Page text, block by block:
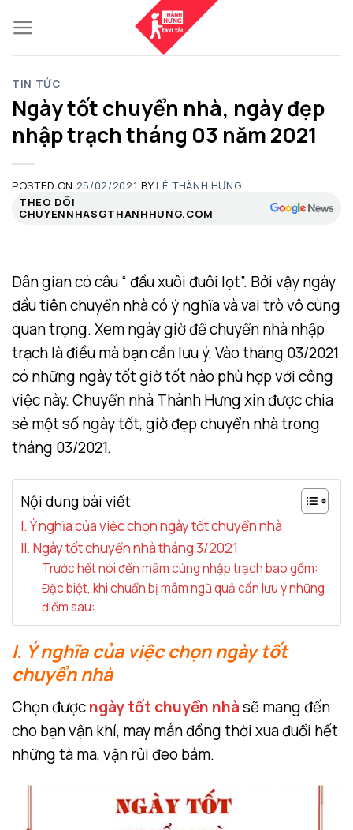
to
content
TIN TỨC
Ngày tốt chuyển nhà, ngày đẹp
nhập trạch tháng 03 năm 2021
POSTED ON 25/02/2021 BY LÊ THÀNH HƯNG
THEO DÕI
CHUYENNHASGTHANHHUNG.COM
Dân gian có câu “ đầu xuôi đuôi lọt”. Bởi vậy ngày
đầu tiên chuyển nhà có ý nghĩa và vai trò vô cùng
quan trọng. Xem ngày giờ để chuyển nhà nhập
trạch là điều mà bạn cần lưu ý. Vào tháng 03/2021
có những ngày tốt giờ tốt nào phù hợp với công
việc này. Chuyển nhà Thành Hưng xin được chia
sẻ một số ngày tốt, giờ đẹp chuyển nhà trong
tháng 03/2021.
Nội dung bài viết
I. Ý nghĩa của việc chọn ngày tốt chuyển nhà
II. Ngày tốt chuyển nhà tháng 3/2021
Trước hết nói đến mâm cúng nhập trạch bao gồm:
Đặc biệt, khi chuẩn bị mâm ngũ quả cần lưu ý những
điểm sau:
I. Ý nghĩa của việc chọn ngày tốt
chuyển nhà
Chọn đượcngày tốt chuyển nhàsẽ mang đến
cho bạn vận khí, may mắn đồng thời xua đuổi hết
những tà ma, vận rủi đeo bám.